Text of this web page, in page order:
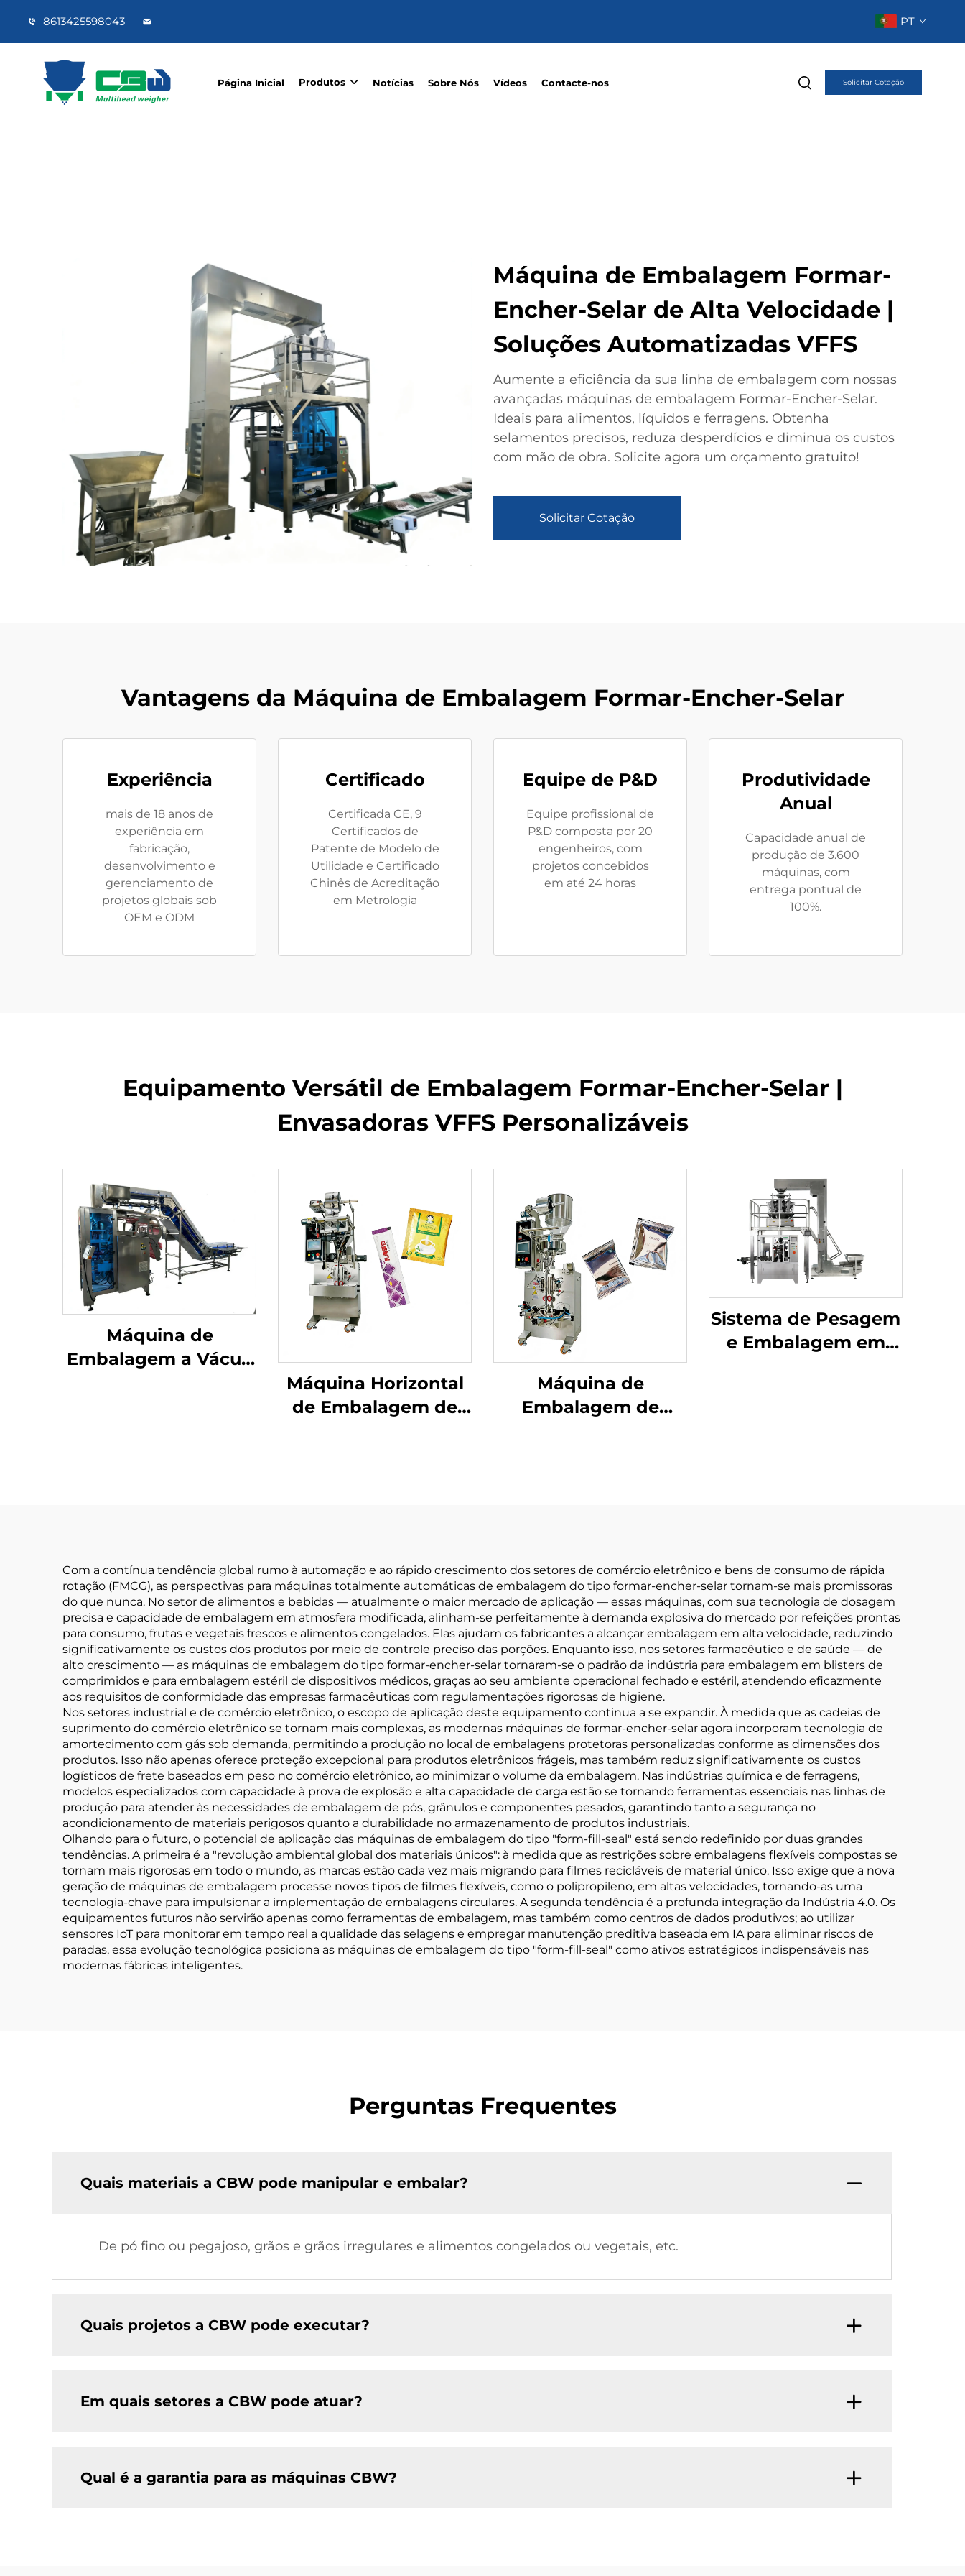
8613425598043 PT
Página Inicial Produtos Notícias Sobre Nós Vídeos Contacte-nos Solicitar Cotação
Máquina de Embalagem Formar-
Encher-Selar de Alta Velocidade |
Soluções Automatizadas VFFS
Aumente a eficiência da sua linha de embalagem com nossas
avançadas máquinas de embalagem Formar-Encher-Selar.
Ideais para alimentos, líquidos e ferragens. Obtenha
selamentos precisos, reduza desperdícios e diminua os custos
com mão de obra. Solicite agora um orçamento gratuito!
Solicitar Cotação
Vantagens da Máquina de Embalagem Formar-Encher-Selar
Experiência
mais de 18 anos de
experiência em
fabricação,
desenvolvimento e
gerenciamento de
projetos globais sob
OEM e ODM
Certificado
Certificada CE, 9
Certificados de
Patente de Modelo de
Utilidade e Certificado
Chinês de Acreditação
em Metrologia
Equipe de P&D
Equipe profissional de
P&D composta por 20
engenheiros, com
projetos concebidos
em até 24 horas
Produtividade
Anual
Capacidade anual de
produção de 3.600
máquinas, com
entrega pontual de
100%.
Equipamento Versátil de Embalagem Formar-Encher-Selar |
Envasadoras VFFS Personalizáveis
Máquina de
Embalagem a Vácuo
Máquina Horizontal
de Embalagem de
Máquina de
Embalagem de
Sistema de Pesagem
e Embalagem em
Com a contínua tendência global rumo à automação e ao rápido crescimento dos setores de comércio eletrônico e bens de consumo de rápida
rotação (FMCG), as perspectivas para máquinas totalmente automáticas de embalagem do tipo formar-encher-selar tornam-se mais promissoras
do que nunca. No setor de alimentos e bebidas — atualmente o maior mercado de aplicação — essas máquinas, com sua tecnologia de dosagem
precisa e capacidade de embalagem em atmosfera modificada, alinham-se perfeitamente à demanda explosiva do mercado por refeições prontas
para consumo, frutas e vegetais frescos e alimentos congelados. Elas ajudam os fabricantes a alcançar embalagem em alta velocidade, reduzindo
significativamente os custos dos produtos por meio de controle preciso das porções. Enquanto isso, nos setores farmacêutico e de saúde — de
alto crescimento — as máquinas de embalagem do tipo formar-encher-selar tornaram-se o padrão da indústria para embalagem em blisters de
comprimidos e para embalagem estéril de dispositivos médicos, graças ao seu ambiente operacional fechado e estéril, atendendo eficazmente
aos requisitos de conformidade das empresas farmacêuticas com regulamentações rigorosas de higiene.
Nos setores industrial e de comércio eletrônico, o escopo de aplicação deste equipamento continua a se expandir. À medida que as cadeias de
suprimento do comércio eletrônico se tornam mais complexas, as modernas máquinas de formar-encher-selar agora incorporam tecnologia de
amortecimento com gás sob demanda, permitindo a produção no local de embalagens protetoras personalizadas conforme as dimensões dos
produtos. Isso não apenas oferece proteção excepcional para produtos eletrônicos frágeis, mas também reduz significativamente os custos
logísticos de frete baseados em peso no comércio eletrônico, ao minimizar o volume da embalagem. Nas indústrias química e de ferragens,
modelos especializados com capacidade à prova de explosão e alta capacidade de carga estão se tornando ferramentas essenciais nas linhas de
produção para atender às necessidades de embalagem de pós, grânulos e componentes pesados, garantindo tanto a segurança no
acondicionamento de materiais perigosos quanto a durabilidade no armazenamento de produtos industriais.
Olhando para o futuro, o potencial de aplicação das máquinas de embalagem do tipo "form-fill-seal" está sendo redefinido por duas grandes
tendências. A primeira é a "revolução ambiental global dos materiais únicos": à medida que as restrições sobre embalagens flexíveis compostas se
tornam mais rigorosas em todo o mundo, as marcas estão cada vez mais migrando para filmes recicláveis de material único. Isso exige que a nova
geração de máquinas de embalagem processe novos tipos de filmes flexíveis, como o polipropileno, em altas velocidades, tornando-as uma
tecnologia-chave para impulsionar a implementação de embalagens circulares. A segunda tendência é a profunda integração da Indústria 4.0. Os
equipamentos futuros não servirão apenas como ferramentas de embalagem, mas também como centros de dados produtivos; ao utilizar
sensores IoT para monitorar em tempo real a qualidade das selagens e empregar manutenção preditiva baseada em IA para eliminar riscos de
paradas, essa evolução tecnológica posiciona as máquinas de embalagem do tipo "form-fill-seal" como ativos estratégicos indispensáveis nas
modernas fábricas inteligentes.
Perguntas Frequentes
Quais materiais a CBW pode manipular e embalar?
De pó fino ou pegajoso, grãos e grãos irregulares e alimentos congelados ou vegetais, etc.
Quais projetos a CBW pode executar?
Em quais setores a CBW pode atuar?
Qual é a garantia para as máquinas CBW?